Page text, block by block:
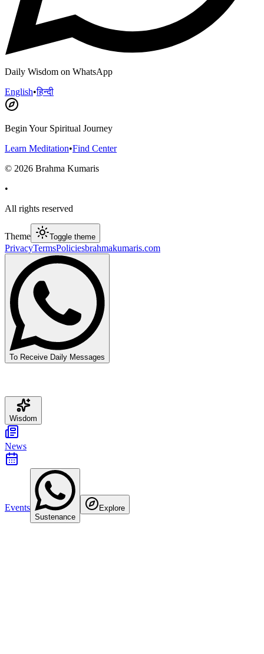
Daily Wisdom on WhatsApp
English•हिन्दी
Begin Your Spiritual Journey
Learn Meditation•Find Center
© 2026 Brahma Kumaris
•
All rights reserved
Theme Toggle theme
PrivacyTermsPoliciesbrahmakumaris.com
To Receive Daily Messages
Wisdom
News
Events
Sustenance
Explore